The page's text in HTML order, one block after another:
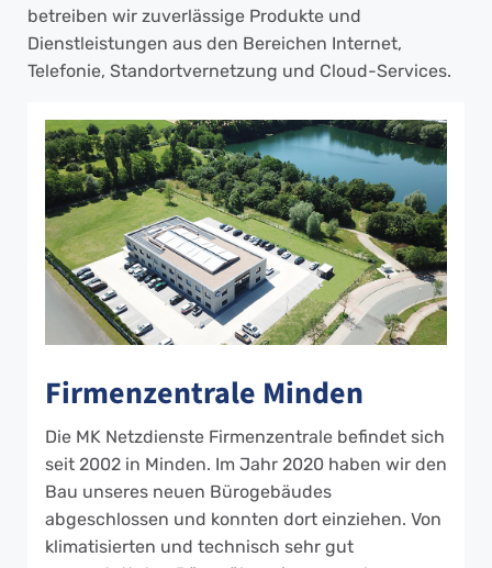
betreiben wir zuverlässige Produkte und
Dienstleistungen aus den Bereichen Internet,
Telefonie, Standortvernetzung und Cloud-Services.
Firmenzentrale Minden
Die MK Netzdienste Firmenzentrale befindet sich
seit 2002 in Minden. Im Jahr 2020 haben wir den
Bau unseres neuen Bürogebäudes
abgeschlossen und konnten dort einziehen. Von
klimatisierten und technisch sehr gut